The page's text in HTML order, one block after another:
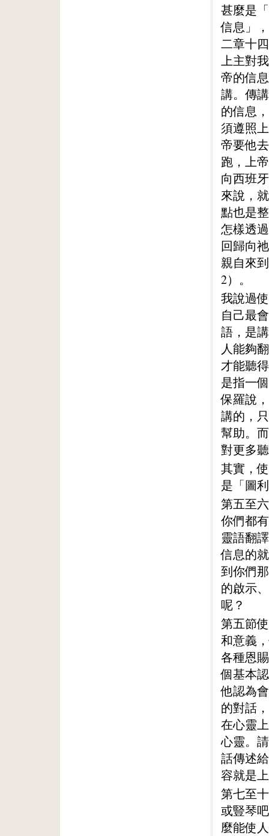
甚麼是
信息」
二章十
上主對
帝的信
講。傳
的信息
須遵照
帝要他
跑，上
向西班
來說，
點也是
怎樣透
回歸向
親自來
2）。
我說過
自己最
語，是
人能夠
才能聽
是指一
保羅說
講的，
幫助。
對更多
其實，
是「圖
第五至
你們都
靈語翻
信息的
到你們
的啟示
呢？
第五節
和意義
各種恩
個基本
他認為
的對話
在心靈
心靈。
話傳述
容就是
第七至
或豎琴
麼能使